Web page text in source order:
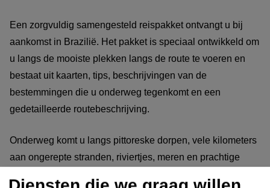
Een zorgvuldig samengesteld reispakket ontvangt u bij
aankomst in Brazilië. Het pakket is speciaal ontwikkeld om
u langs de mooiste plekken langs de route te voeren en
bestaat uit kaarten, tips, beschrijvingen van de
bestemmingen die u onderweg tegenkomt en een
gedetailleerde routebeschrijving.
Onderweg komt u langs pittoreske dorpen, vele kilometers
aan ongerepte stranden, riviertjes, meren en prachtige